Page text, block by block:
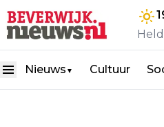
Nieuws ▼ Cultuur